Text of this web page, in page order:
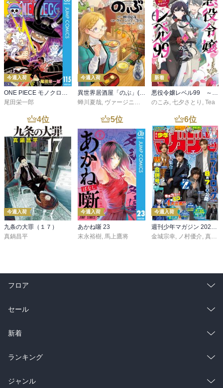
今週入荷
ONE PIECE モノクロ版 115
尾田栄一郎
今週入荷
異世界居酒屋「のぶ」(22)
蝉川夏哉, ヴァージニア二等兵 ,転
新着
悪役令嬢レベル99 ～私は裏ボスですが魔王ではありません～ その６
のこみ, 七夕さとり , Tea
4位
今週入荷
九条の大罪（１７）
真鍋昌平
5位
今週入荷
あかね噺 23
末永裕樹, 馬上鷹将
6位
今週入荷
週刊少年マガジン 2026年36・37号[2026年8月5日発売]
金城宗幸, ノ村優介, 真島ヒロ
フロア
総合
ラノベ
雑誌・グラビア
BL・TL
セール
総合
ラノベ
雑誌・グラビア
新着
総合
ラノベ
ランキング
総合
ジャンル